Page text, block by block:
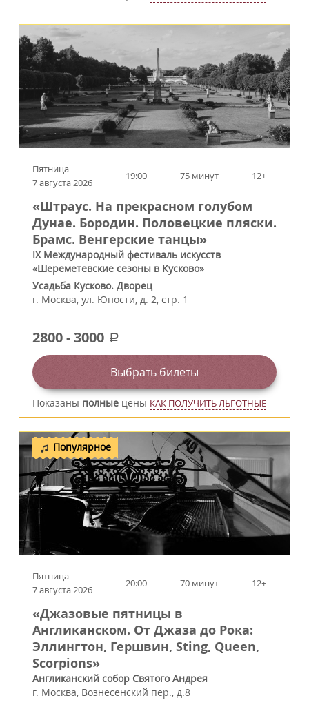
Пятница
7 августа 2026
19:00 75 минут 12+
«Штраус. На прекрасном голубом
Дунае. Бородин. Половецкие пляски.
Брамс. Венгерские танцы»
IX Международный фестиваль искусств
«Шереметевские сезоны в Кусково»
Усадьба Кусково. Дворец
г. Москва, ул. Юности, д. 2, стр. 1
2800-3000 a
Выбрать билеты
Показаны полные цены КАК ПОЛУЧИТЬ ЛЬГОТНЫЕ
Популярное
Пятница
7 августа 2026
20:00 70 минут 12+
«Джазовые пятницы в
Англиканском. От Джаза до Рока:
Эллингтон, Гершвин, Sting, Queen,
Scorpions»
Англиканский собор Святого Андрея
г. Москва, Вознесенский пер., д.8